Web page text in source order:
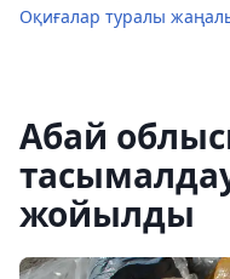
Оқиғалар туралы
Абай
жойылды